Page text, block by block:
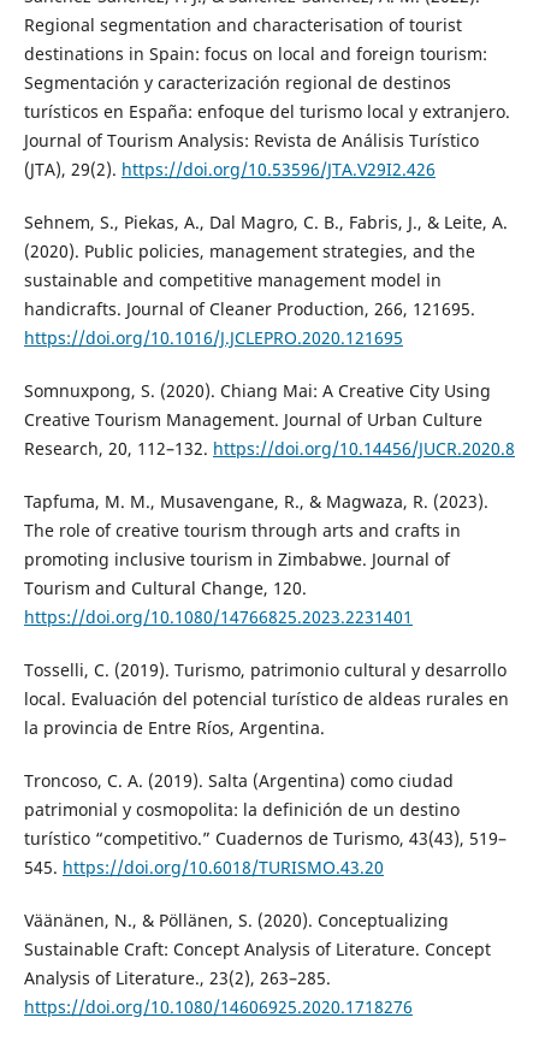
Regional segmentation and characterisation of tourist
destinations in Spain: focus on local and foreign tourism:
Segmentación y caracterización regional de destinos
turísticos en España: enfoque del turismo local y extranjero.
Journal of Tourism Analysis: Revista de Análisis Turístico
(JTA), 29(2). https://doi.org/10.53596/JTA.V29I2.426
Sehnem, S., Piekas, A., Dal Magro, C. B., Fabris, J., & Leite, A.
(2020). Public policies, management strategies, and the
sustainable and competitive management model in
handicrafts. Journal of Cleaner Production, 266, 121695.
https://doi.org/10.1016/J.JCLEPRO.2020.121695
Somnuxpong, S. (2020). Chiang Mai: A Creative City Using
Creative Tourism Management. Journal of Urban Culture
Research, 20, 112–132. https://doi.org/10.14456/JUCR.2020.8
Tapfuma, M. M., Musavengane, R., & Magwaza, R. (2023).
The role of creative tourism through arts and crafts in
promoting inclusive tourism in Zimbabwe. Journal of
Tourism and Cultural Change, 120.
https://doi.org/10.1080/14766825.2023.2231401
Tosselli, C. (2019). Turismo, patrimonio cultural y desarrollo
local. Evaluación del potencial turístico de aldeas rurales en
la provincia de Entre Ríos, Argentina.
Troncoso, C. A. (2019). Salta (Argentina) como ciudad
patrimonial y cosmopolita: la definición de un destino
turístico “competitivo.” Cuadernos de Turismo, 43(43), 519–
545. https://doi.org/10.6018/TURISMO.43.20
Väänänen, N., & Pöllänen, S. (2020). Conceptualizing
Sustainable Craft: Concept Analysis of Literature. Concept
Analysis of Literature., 23(2), 263–285.
https://doi.org/10.1080/14606925.2020.1718276